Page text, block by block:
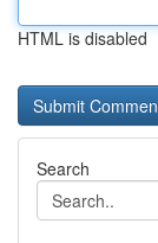
HTML is disabled
Search